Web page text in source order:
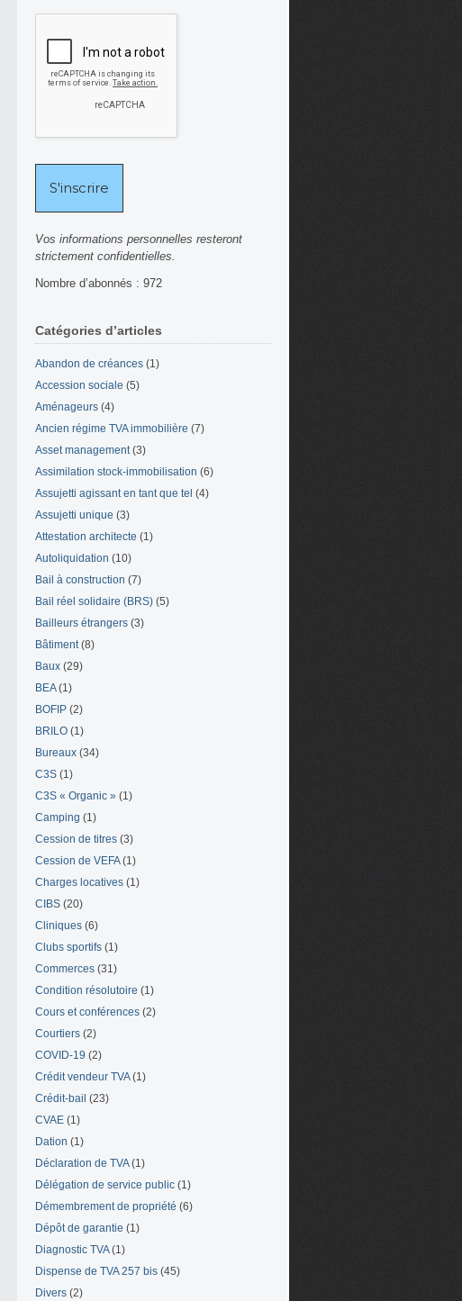
Vos informations personnelles resteront
strictement confidentielles.
Nombre d’abonnés : 972
Catégories d’articles
Abandon de créances (1)
Accession sociale (5)
Aménageurs (4)
Ancien régime TVA immobilière (7)
Asset management(3)
Assimilation stock-immobilisation (6)
Assujetti agissant en tant que tel (4)
Assujetti unique (3)
Attestation architecte (1)
Autoliquidation (10)
Bail à construction (7)
Bail réel solidaire (BRS) (5)
Bailleurs étrangers (3)
Bâtiment(8)
Baux (29)
BEA(1)
BOFIP (2)
BRILO (1)
Bureaux (34)
C3S (1)
C3S « Organic » (1)
Camping (1)
Cession de titres (3)
Cession de VEFA(1)
Charges locatives (1)
CIBS (20)
Cliniques (6)
Clubs sportifs (1)
Commerces (31)
Condition résolutoire (1)
Cours et conférences (2)
Courtiers (2)
COVID-19 (2)
Crédit vendeur TVA(1)
Crédit-bail (23)
CVAE (1)
Dation (1)
Déclaration de TVA(1)
Délégation de service public (1)
Démembrement de propriété (6)
Dépôt de garantie (1)
Diagnostic TVA(1)
Dispense de TVA 257 bis (45)
Divers (2)